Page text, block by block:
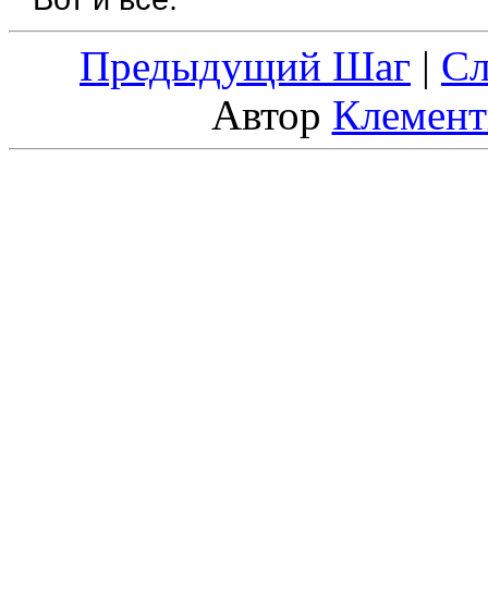
Предыдущий Шаг |
Автор